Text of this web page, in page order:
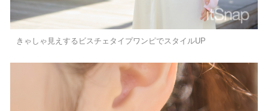
きゃしゃ見えするビスチェタイプワンピでスタイルUP